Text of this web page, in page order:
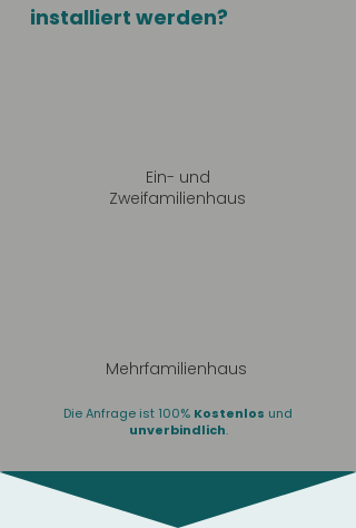
installiert werden?
Ein- und
Zweifamilienhaus
Mehrfamilienhaus
Die Anfrage ist 100% Kostenlos und
unverbindlich.